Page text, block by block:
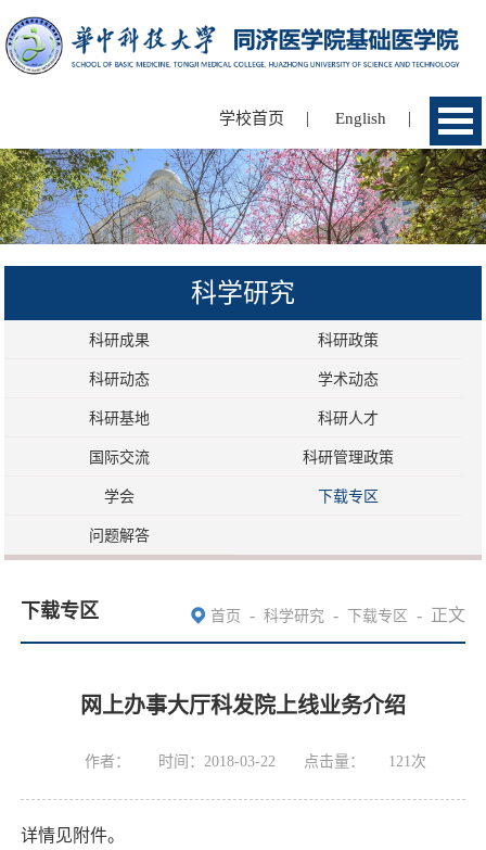
学校首页 | English |
科学研究
科研成果 科研政策
科研动态 学术动态
科研基地 科研人才
国际交流 科研管理政策
学会 下载专区
问题解答
下载专区 首页 - 科学研究 - 下载专区 - 正文
网上办事大厅科发院上线业务介绍
作者： 时间：2018-03-22 点击量： 121 次
详情见附件。